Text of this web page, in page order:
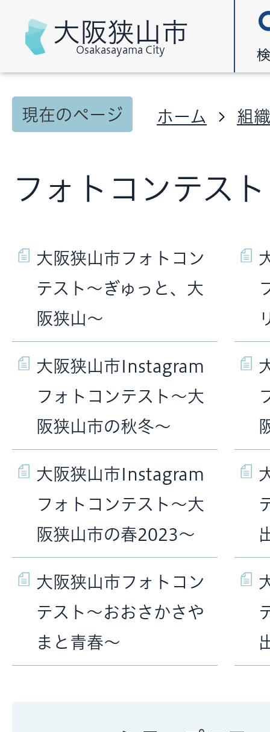
大阪狭山市
Osakasayama City
現在のページ ホーム 組
フォトコンテスト
大阪狭山市フォトコン
テスト～ぎゅっと、大
阪狭山～
大阪狭山市Instagram
フォトコンテスト～大
阪狭山市の秋冬～
大阪狭山市Instagram
フォトコンテスト～大
阪狭山市の春2023～
大阪狭山市フォトコン
テスト〜おおさかさや
まと青春〜